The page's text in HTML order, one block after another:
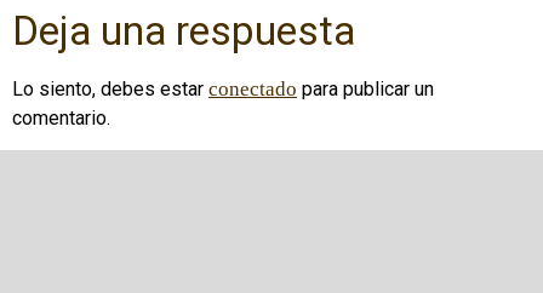
Deja una respuesta
Lo siento, debes estar conectado para publicar un
comentario.